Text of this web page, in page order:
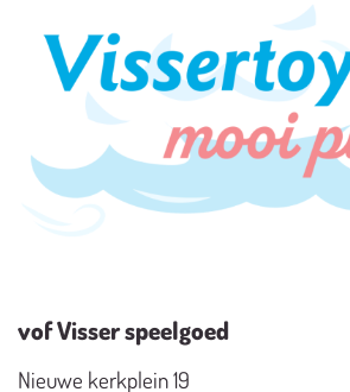
vof Visser speelgoed
Nieuwe kerkplein 19